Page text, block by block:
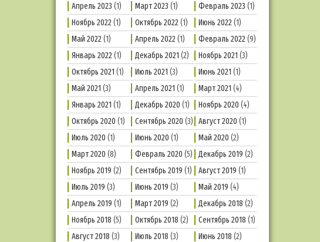
Апрель 2023 (1) Март 2023 (1) Февраль 2023 (1)
Ноябрь 2022(1) Октябрь 2022(1) Июнь 2022(1)
Май 2022(1) Апрель 2022(1) Февраль 2022(9)
Январь 2022(1) Декабрь 2021 (2) Ноябрь 2021 (3)
Октябрь 2021 (1) Июль 2021 (3) Июнь 2021 (1)
Май 2021 (3) Апрель 2021 (1) Март 2021 (4)
Январь 2021 (1) Декабрь 2020 (1) Ноябрь 2020 (4)
Октябрь 2020 (1) Сентябрь 2020 (3) Август 2020 (1)
Июль 2020 (1) Июнь 2020 (1) Май 2020 (2)
Март 2020 (8) Февраль 2020 (5) Декабрь 2019 (2)
Ноябрь 2019 (2) Сентябрь 2019 (1) Август 2019 (1)
Июль 2019 (3) Июнь 2019 (3) Май 2019 (4)
Апрель 2019 (1) Март 2019 (2) Декабрь 2018 (2)
Ноябрь 2018 (5) Октябрь 2018 (2) Сентябрь 2018 (1)
Август 2018 (3) Июль 2018 (3) Июнь 2018 (2)